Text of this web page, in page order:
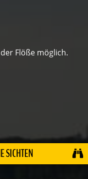
Flöße möglich.
SICHTEN